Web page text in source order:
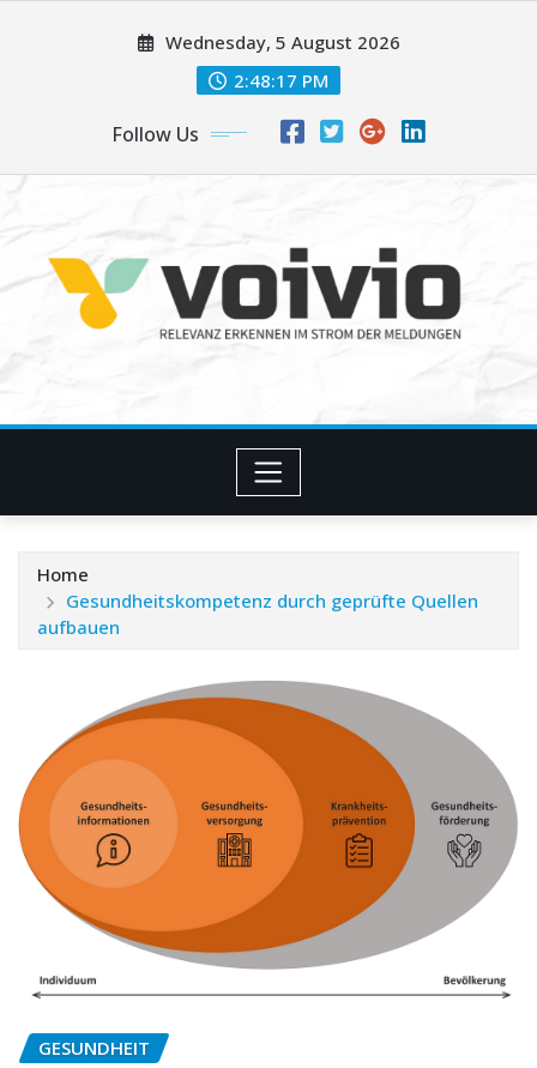
Wednesday, 5 August 2026
2:48:18 PM
Follow Us
Home
Gesundheitskompetenz durch geprüfte Quellen
aufbauen
GESUNDHEIT